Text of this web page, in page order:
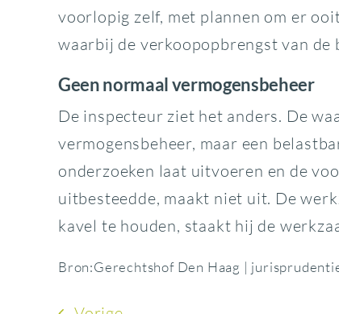
voorlopig zelf, met plannen om er
waarbij de verkoopopbrengst van
Geen normaal vermogensbeheer
De inspecteur ziet het anders. De
vermogensbeheer, maar een
onderzoeken laat uitvoeren en de
uitbesteedde, maakt niet uit. De
kavel te houden, staakt hij de
Bron:Gerechtshof Den Haag |